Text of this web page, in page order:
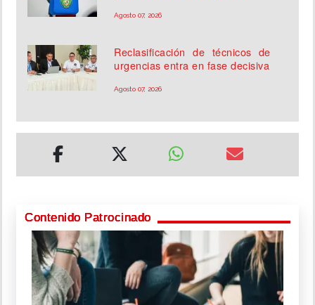
Agosto 07, 2026
Reclasificación de técnicos de
urgencias entra en fase decisiva
Agosto 07, 2026
Contenido Patrocinado